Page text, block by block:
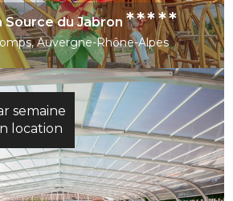
Source du Jabron *****
Auvergne-Rhône-Alpes
semaine
location